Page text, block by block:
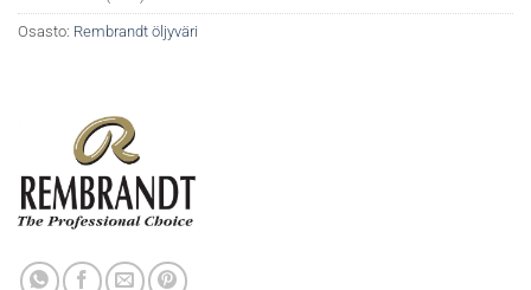
Osasto: Rembrandt öljyväri